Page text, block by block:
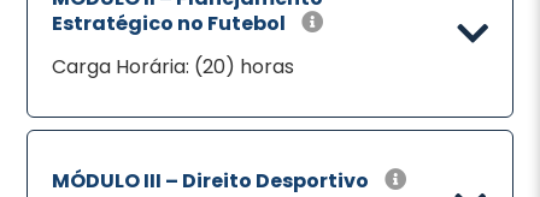
Estratégico no Futebol
Carga Horária: (20) horas
MÓDULO III – Direito Desportivo